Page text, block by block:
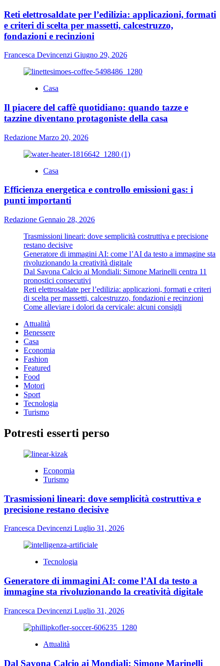
Reti elettrosaldate per l’edilizia: applicazioni, formati
e criteri di scelta per massetti, calcestruzzo,
fondazioni e recinzioni
Francesca Devincenzi Giugno 29, 2026
Casa
Il piacere del caffè quotidiano: quando tazze e
tazzine diventano protagoniste della casa
Redazione Marzo 20, 2026
Casa
Efficienza energetica e controllo emissioni gas: i
punti importanti
Redazione Gennaio 28, 2026
Trasmissioni lineari: dove semplicità costruttiva e precisione
restano decisive
Generatore di immagini AI: come l’AI da testo a immagine sta
rivoluzionando la creatività digitale
Dal Savona Calcio ai Mondiali: Simone Marinelli centra 11
pronostici consecutivi
Reti elettrosaldate per l’edilizia: applicazioni, formati e criteri
di scelta per massetti, calcestruzzo, fondazioni e recinzioni
Come alleviare i dolori da cervicale: alcuni consigli
Attualità
Benessere
Casa
Economia
Fashion
Featured
Food
Motori
Sport
Tecnologia
Turismo
Potresti esserti perso
Economia
Turismo
Trasmissioni lineari: dove semplicità costruttiva e
precisione restano decisive
Francesca Devincenzi Luglio 31, 2026
Tecnologia
Generatore di immagini AI: come l’AI da testo a
immagine sta rivoluzionando la creatività digitale
Francesca Devincenzi Luglio 31, 2026
Attualità
Dal Savona Calcio ai Mondiali: Simone Marinelli